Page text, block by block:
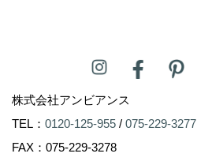
株式会社アンビアンス
TEL： 0120-125-955 / 075-229-3277
FAX：075-229-3278